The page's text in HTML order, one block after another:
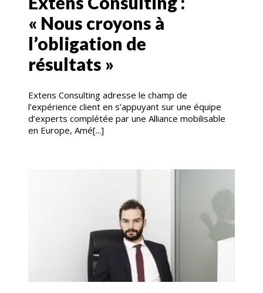
« Nous croyons à
l’obligation de
résultats »
Extens Consulting adresse le champ de
l’expérience client en s’appuyant sur une équipe
d’experts complétée par une Alliance mobilisable
en Europe, Amé[...]